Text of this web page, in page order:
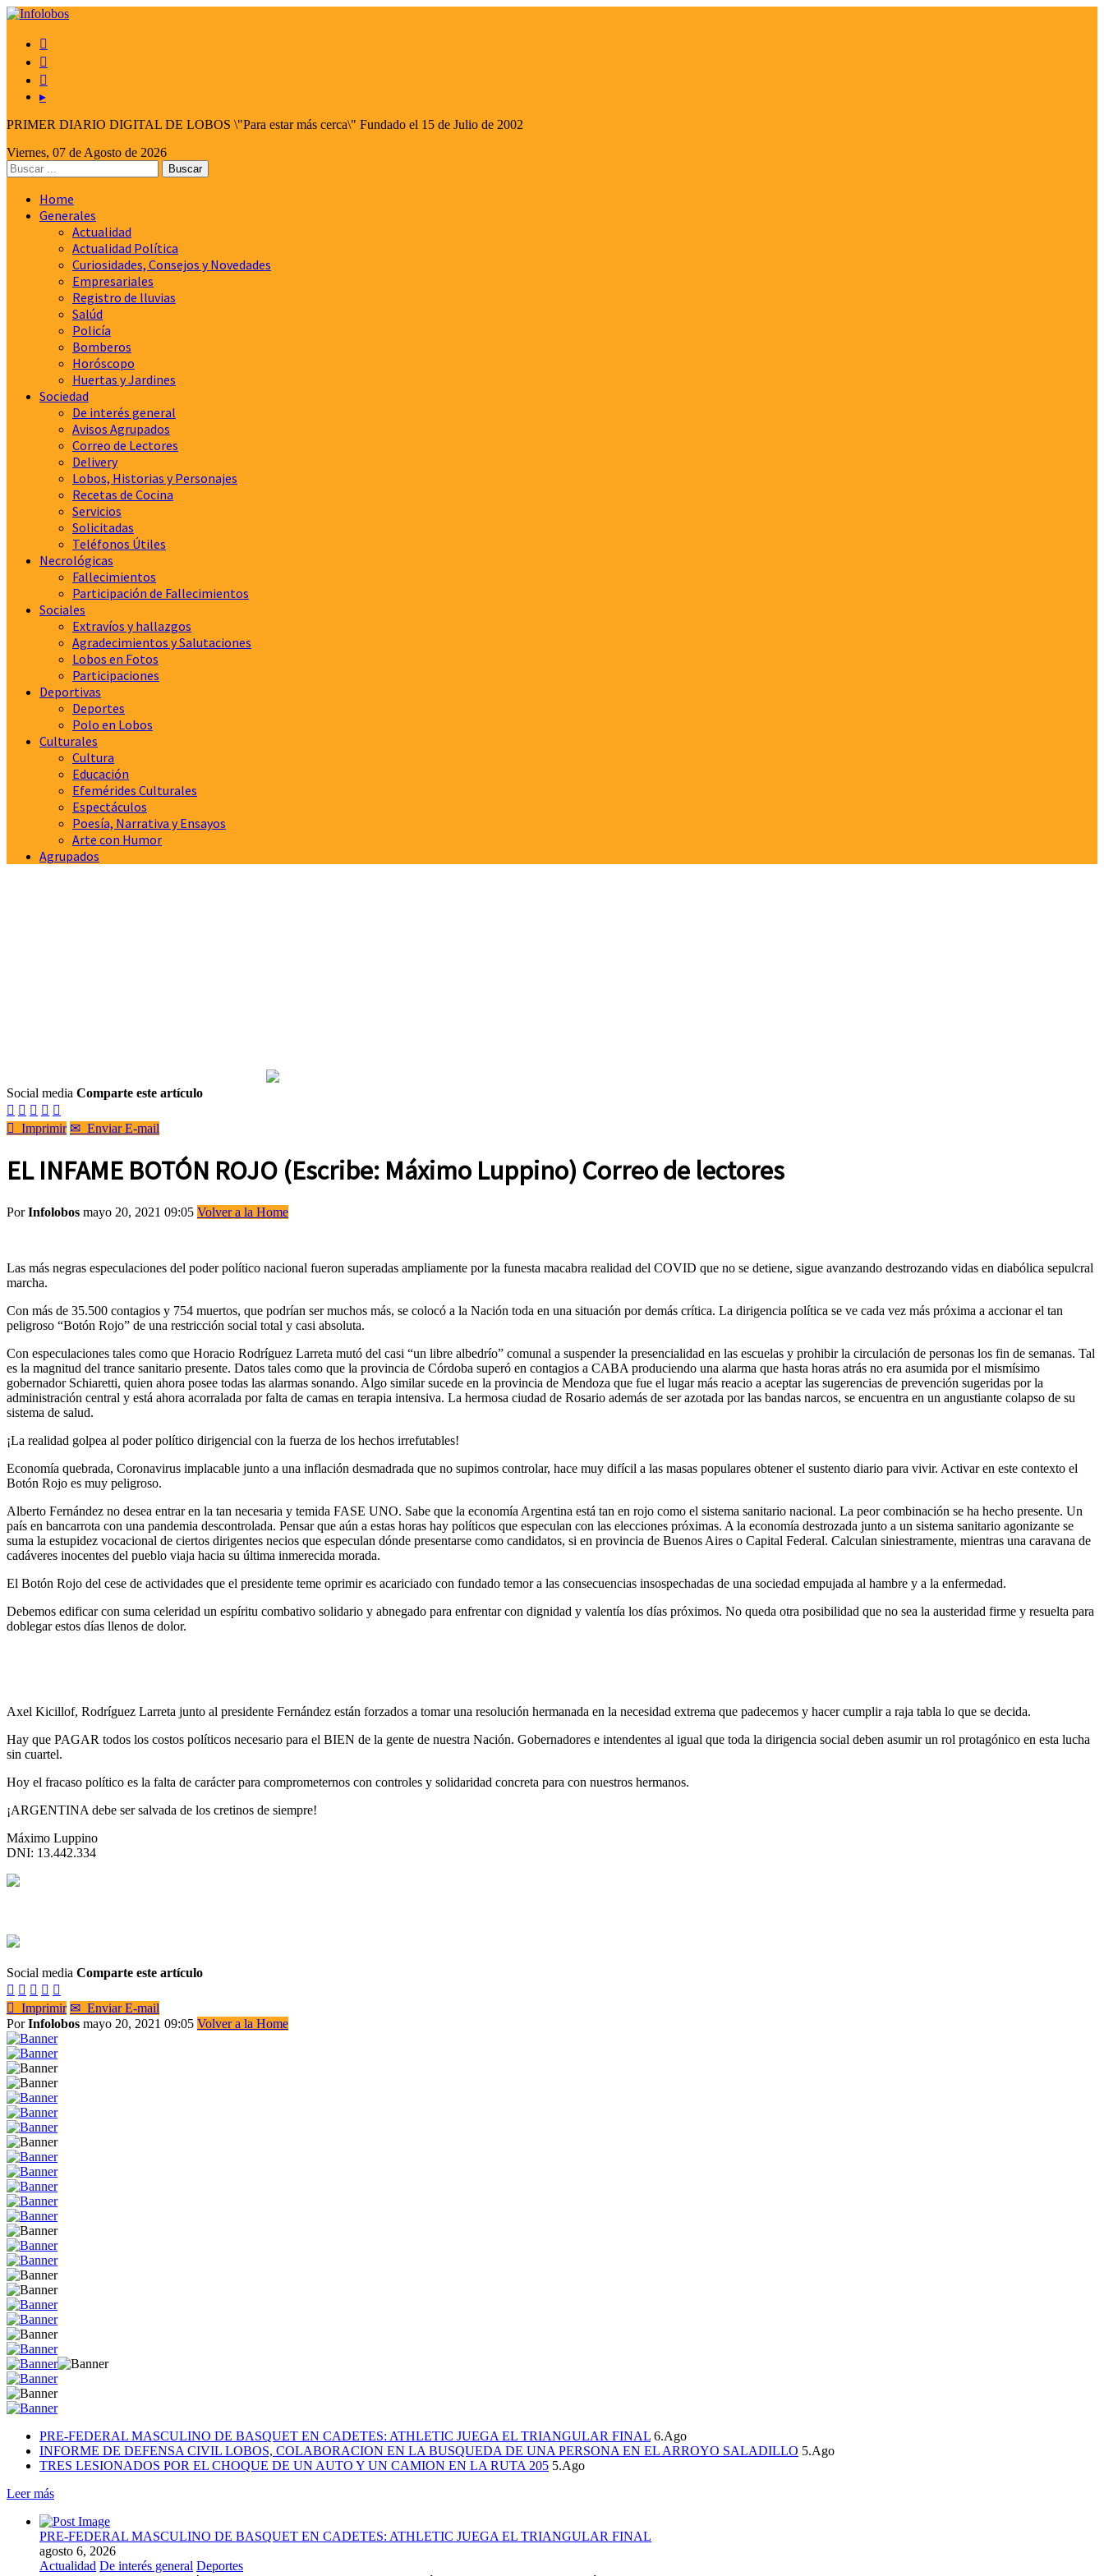



▸
PRIMER DIARIO DIGITAL DE LOBOS \"Para estar más cerca\" Fundado el 15 de Julio de 2002
Viernes, 07 de Agosto de 2026
Home
Generales
Actualidad
Actualidad Política
Curiosidades, Consejos y Novedades
Empresariales
Registro de lluvias
Salúd
Policía
Bomberos
Horóscopo
Huertas y Jardines
Sociedad
De interés general
Avisos Agrupados
Correo de Lectores
Delivery
Lobos, Historias y Personajes
Recetas de Cocina
Servicios
Solicitadas
Teléfonos Útiles
Necrológicas
Fallecimientos
Participación de Fallecimientos
Sociales
Extravíos y hallazgos
Agradecimientos y Salutaciones
Lobos en Fotos
Participaciones
Deportivas
Deportes
Polo en Lobos
Culturales
Cultura
Educación
Efemérides Culturales
Espectáculos
Poesía, Narrativa y Ensayos
Arte con Humor
Agrupados
Social media Comparte este artículo
    
 Imprimir ✉ Enviar E-mail
EL INFAME BOTÓN ROJO (Escribe: Máximo Luppino) Correo de lectores
PorInfolobos mayo 20, 2021 09:05 Volver a la Home
Las más negras especulaciones del poder político nacional fueron superadas ampliamente por la funesta macabra realidad del COVID que no se detiene, sigue avanzando destrozando vidas en diabólica sepulcral
marcha.
Con más de 35.500 contagios y 754 muertos, que podrían ser muchos más, se colocó a la Nación toda en una situación por demás crítica. La dirigencia política se ve cada vez más próxima a accionar el tan
peligroso “Botón Rojo” de una restricción social total y casi absoluta.
Con especulaciones tales como que Horacio Rodríguez Larreta mutó del casi “un libre albedrío” comunal a suspender la presencialidad en las escuelas y prohibir la circulación de personas los fin de semanas. Tal
es la magnitud del trance sanitario presente. Datos tales como que la provincia de Córdoba superó en contagios a CABA produciendo una alarma que hasta horas atrás no era asumida por el mismísimo
gobernador Schiaretti, quien ahora posee todas las alarmas sonando. Algo similar sucede en la provincia de Mendoza que fue el lugar más reacio a aceptar las sugerencias de prevención sugeridas por la
administración central y está ahora acorralada por falta de camas en terapia intensiva. La hermosa ciudad de Rosario además de ser azotada por las bandas narcos, se encuentra en un angustiante colapso de su
sistema de salud.
¡La realidad golpea al poder político dirigencial con la fuerza de los hechos irrefutables!
Economía quebrada, Coronavirus implacable junto a una inflación desmadrada que no supimos controlar, hace muy difícil a las masas populares obtener el sustento diario para vivir. Activar en este contexto el
Botón Rojo es muy peligroso.
Alberto Fernández no desea entrar en la tan necesaria y temida FASE UNO. Sabe que la economía Argentina está tan en rojo como el sistema sanitario nacional. La peor combinación se ha hecho presente. Un
país en bancarrota con una pandemia descontrolada. Pensar que aún a estas horas hay políticos que especulan con las elecciones próximas. A la economía destrozada junto a un sistema sanitario agonizante se
suma la estupidez vocacional de ciertos dirigentes necios que especulan dónde presentarse como candidatos, si en provincia de Buenos Aires o Capital Federal. Calculan siniestramente, mientras una caravana de
cadáveres inocentes del pueblo viaja hacia su última inmerecida morada.
El Botón Rojo del cese de actividades que el presidente teme oprimir es acariciado con fundado temor a las consecuencias insospechadas de una sociedad empujada al hambre y a la enfermedad.
Debemos edificar con suma celeridad un espíritu combativo solidario y abnegado para enfrentar con dignidad y valentía los días próximos. No queda otra posibilidad que no sea la austeridad firme y resuelta para
doblegar estos días llenos de dolor.
Axel Kicillof, Rodríguez Larreta junto al presidente Fernández están forzados a tomar una resolución hermanada en la necesidad extrema que padecemos y hacer cumplir a raja tabla lo que se decida.
Hay que PAGAR todos los costos políticos necesario para el BIEN de la gente de nuestra Nación. Gobernadores e intendentes al igual que toda la dirigencia social deben asumir un rol protagónico en esta lucha
sin cuartel.
Hoy el fracaso político es la falta de carácter para comprometernos con controles y solidaridad concreta para con nuestros hermanos.
¡ARGENTINA debe ser salvada de los cretinos de siempre!
Máximo Luppino
DNI: 13.442.334
Social media Comparte este artículo
    
 Imprimir ✉ Enviar E-mail
PorInfolobos mayo 20, 2021 09:05 Volver a la Home
PRE-FEDERAL MASCULINO DE BASQUET EN CADETES: ATHLETIC JUEGA EL TRIANGULAR FINAL 6.Ago
INFORME DE DEFENSA CIVIL LOBOS, COLABORACION EN LA BUSQUEDA DE UNA PERSONA EN EL ARROYO SALADILLO 5.Ago
TRES LESIONADOS POR EL CHOQUE DE UN AUTO Y UN CAMION EN LA RUTA 205 5.Ago
Leer más
PRE-FEDERAL MASCULINO DE BASQUET EN CADETES: ATHLETIC JUEGA EL TRIANGULAR FINAL
agosto 6, 2026
Actualidad De interés general Deportes